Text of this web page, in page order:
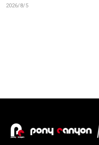
キーチェーンが登場！
2026/8/5